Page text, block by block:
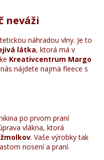
neváži
náhradou vlny. Je to
látka, ktorá má v
Kreativcentrum Margo
nájdete najmä fleece s
po prvom praní
vlákna, ktorá
. Vaše výrobky tak
nosení a praní.